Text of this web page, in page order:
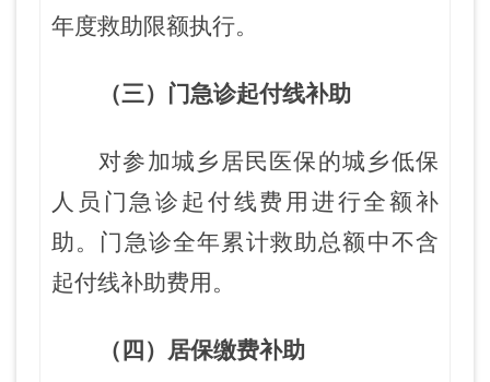
年度救助限额执行。
（三）门急诊起付线补助
对参加城乡居民医保的城乡低保
人员门急诊起付线费用进行全额补
助。门急诊全年累计救助总额中不含
起付线补助费用。
（四）居保缴费补助